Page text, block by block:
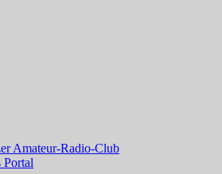
Amateur-Radio-Club
Portal